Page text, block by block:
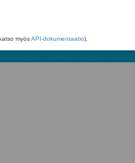
myösAPI-dokumentaatio).